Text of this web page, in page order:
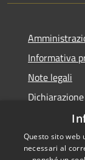
Informativa
Note legali
Questo sito web
necessari al